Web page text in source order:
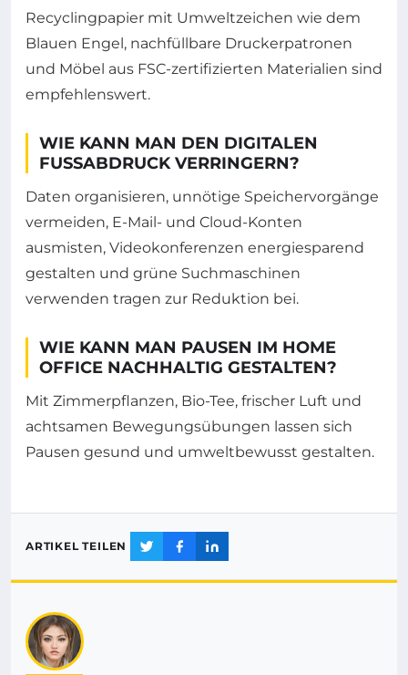
Recyclingpapier mit Umweltzeichen wie dem
Blauen Engel, nachfüllbare Druckerpatronen
und Möbel aus FSC-zertifizierten Materialien sind
empfehlenswert.
WIE KANN MAN DEN DIGITALEN
FUSSABDRUCK VERRINGERN?
Daten organisieren, unnötige Speichervorgänge
vermeiden, E-Mail- und Cloud-Konten
ausmisten, Videokonferenzen energiesparend
gestalten und grüne Suchmaschinen
verwenden tragen zur Reduktion bei.
WIE KANN MAN PAUSEN IM HOME
OFFICE NACHHALTIG GESTALTEN?
Mit Zimmerpflanzen, Bio-Tee, frischer Luft und
achtsamen Bewegungsübungen lassen sich
Pausen gesund und umweltbewusst gestalten.
ARTIKEL TEILEN